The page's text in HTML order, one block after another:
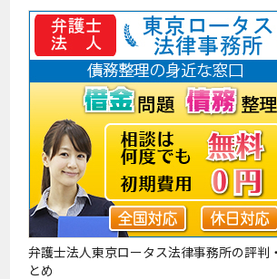
弁護士法人東京ロータス法律事務所の評判
とめ